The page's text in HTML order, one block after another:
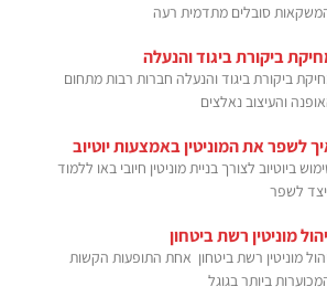
סובלים מתדמית רעה
ביקורת ביגוד והנעלה
ביקורת ביגוד והנעלה חברות רבות מתחום
והעיצוב נאלצים
לשפר את המוניטין באמצעות יוטיוב
ביוטיוב לצורך בניית מוניטין חיובי באו ללמוד
לשפר
מוניטין רשת ביטחון
מוניטין רשת ביטחון אחת התופעות הקשות
ביותר בגוגל